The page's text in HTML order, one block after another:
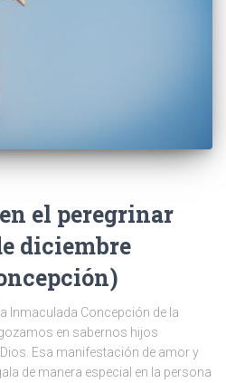
el peregrinar
diciembre
Inmaculada Concepción de la
en sabernos hijos
Esa manifestación de amor y
de manera especial en la persona